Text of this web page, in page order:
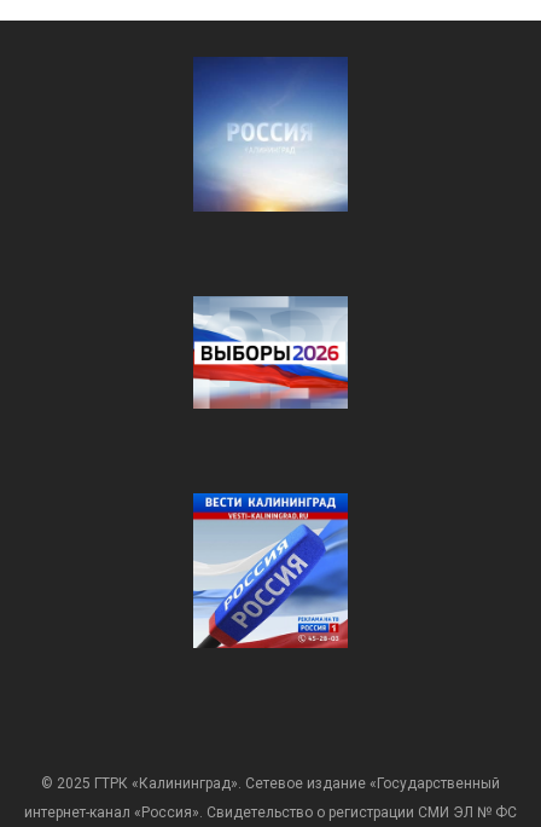
© 2025 ГТРК «Калининград». Сетевое издание «Государственный
интернет-канал «Россия». Свидетельство о регистрации СМИ ЭЛ № ФС